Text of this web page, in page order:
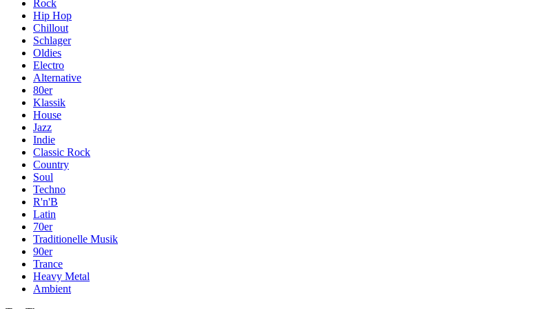
Rock
Hip Hop
Chillout
Schlager
Oldies
Electro
Alternative
80er
Klassik
House
Jazz
Indie
Classic Rock
Country
Soul
Techno
R'n'B
Latin
70er
Traditionelle Musik
90er
Trance
Heavy Metal
Ambient